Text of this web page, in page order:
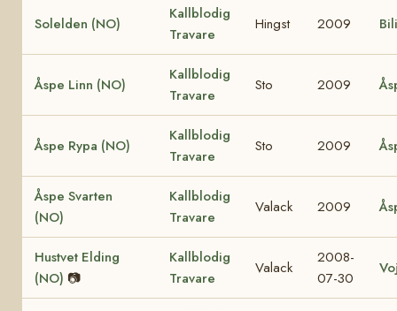
Solelden (NO)
Kallblodig
Travare
Hingst 2009
Åspe Linn (NO)
Kallblodig
Travare
Sto 2009
Åspe Rypa (NO)
Kallblodig
Travare
Sto 2009
Åspe Svarten
(NO)
Kallblodig
Travare
Valack 2009
Hustvet Elding
(NO) 📷
Kallblodig
Travare
Valack
2008-
07-30